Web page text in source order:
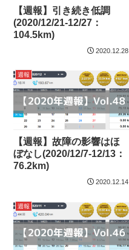
【週報】引き続き低調
(2020/12/21-12/27：
104.5km)
2020.12.28
週報
【週報】故障の影響はほ
ぼなし(2020/12/7-12/13：
76.2km)
2020.12.14
週報